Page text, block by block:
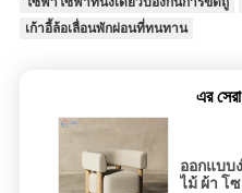
เก้าอี้ล้อเลื่อนพักผ่อนที่ทนทาน
এর
ออกแบบ
ไม้ ผ้า โ